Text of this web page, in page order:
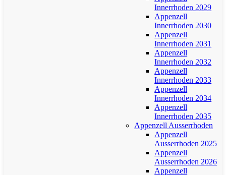
Innerrhoden 2029
Appenzell
Innerrhoden 2030
Appenzell
Innerrhoden 2031
Appenzell
Innerrhoden 2032
Appenzell
Innerrhoden 2033
Appenzell
Innerrhoden 2034
Appenzell
Innerrhoden 2035
Appenzell Ausserrhoden
Appenzell
Ausserrhoden 2025
Appenzell
Ausserrhoden 2026
Appenzell